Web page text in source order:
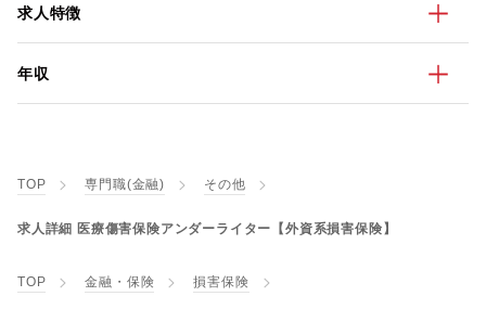
求人特徴
年収
TOP 専門職(金融) その他
求人詳細 医療傷害保険アンダーライター【外資系損害保険】
TOP 金融・保険 損害保険